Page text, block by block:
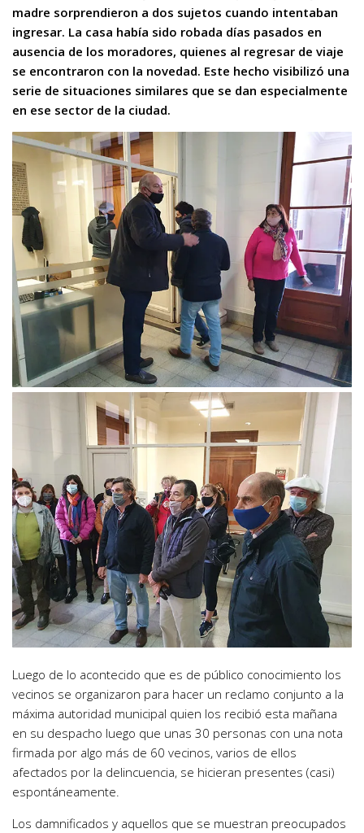
madre sorprendieron a dos sujetos cuando intentaban
ingresar. La casa había sido robada días pasados en
ausencia de los moradores, quienes al regresar de viaje
se encontraron con la novedad. Este hecho visibilizó una
serie de situaciones similares que se dan especialmente
en ese sector de la ciudad.
Luego de lo acontecido que es de público conocimiento los
vecinos se organizaron para hacer un reclamo conjunto a la
máxima autoridad municipal quien los recibió esta mañana
en su despacho luego que unas 30 personas con una nota
firmada por algo más de 60 vecinos, varios de ellos
afectados por la delincuencia, se hicieran presentes (casi)
espontáneamente.
Los damnificados y aquellos que se muestran preocupados